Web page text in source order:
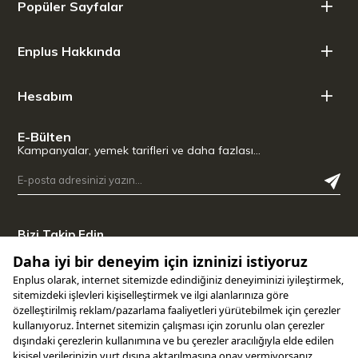
Kavurma Derecesi (1 - 10): 4
Popüler Sayfalar
Enplus Hakkında
Hesabım
E-Bülten
Kampanyalar, yemek tarifleri ve daha fazlası…
Bizi Takip Edin
Uygulamamızı İndirin